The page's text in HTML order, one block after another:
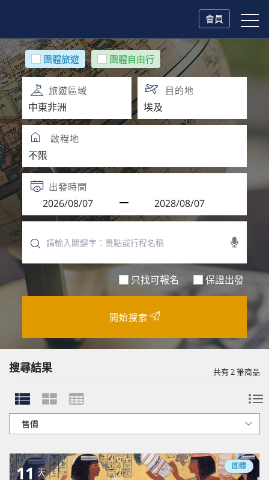
會員
團體旅遊 團體自由行
旅遊區域 目的地
啟程地
出發時間
只找可報名 保證出發
開始搜索
搜尋結果 共有2筆商品
11 天
團體